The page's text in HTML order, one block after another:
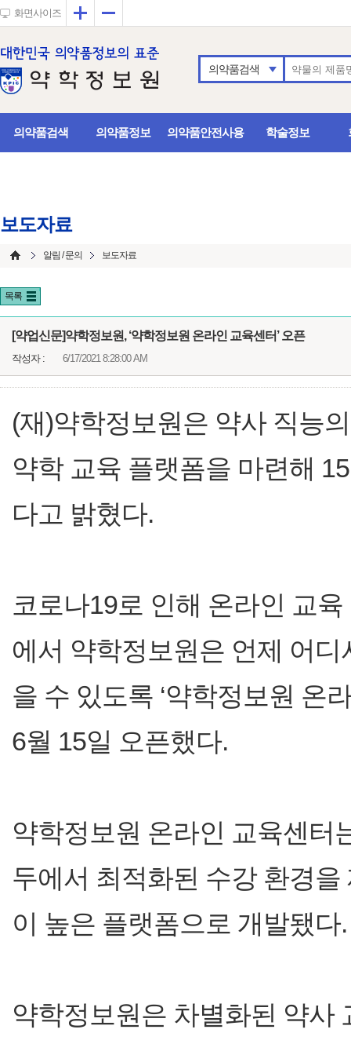
화면사이즈 확대
의약품검색
의약품검색 의약품정보 의약품안전사용 학술정보
보도자료
알림 / 문의 보도자료
목록
[약업신문]약학정보원, ‘약학정보원 온라인 교육센터’ 오픈
작성자 : 6/17/2021 8:28:00 AM
(재)약학정보원은 약사 직능
약학 교육 플랫폼을 마련해
다고 밝혔다.
코로나19로 인해 온라인 교
에서 약학정보원은 언제 어
을 수 있도록 ‘약학정보원 온
6월 15일 오픈했다.
약학정보원 온라인 교육센터
두에서 최적화된 수강 환경
이 높은 플랫폼으로 개발됐다.
약학정보원은 차별화된 약사